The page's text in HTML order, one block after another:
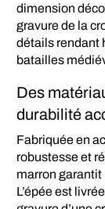
dimension
gravure de la
détails rendant
batailles
Des
durabilité
Fabriquée en
robustesse et
marron
L’épée est